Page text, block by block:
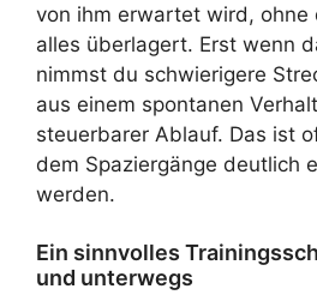
von ihm erwartet wird, ohne
alles überlagert. Erst wenn
nimmst du schwierigere
aus einem spontanen
steuerbarer Ablauf. Das ist
dem Spaziergänge deutlich
werden.
Ein sinnvolles
und unterwegs